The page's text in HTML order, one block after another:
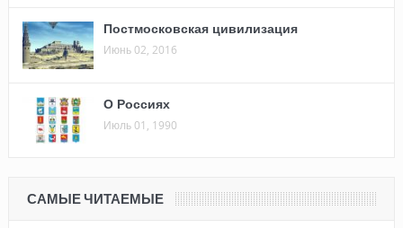
Постмосковская цивилизация
Июнь 02, 2016
О Россиях
Июль 01, 1990
САМЫЕ ЧИТАЕМЫЕ